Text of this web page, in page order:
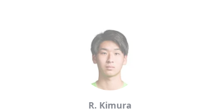
R. Kimura